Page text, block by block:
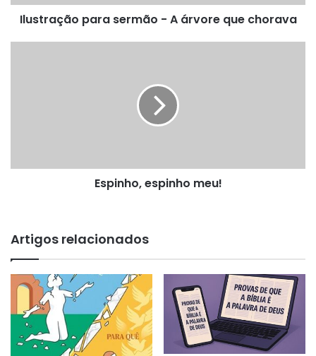
Ilustração para sermão - A árvore que chorava
Espinho, espinho meu!
Artigos relacionados